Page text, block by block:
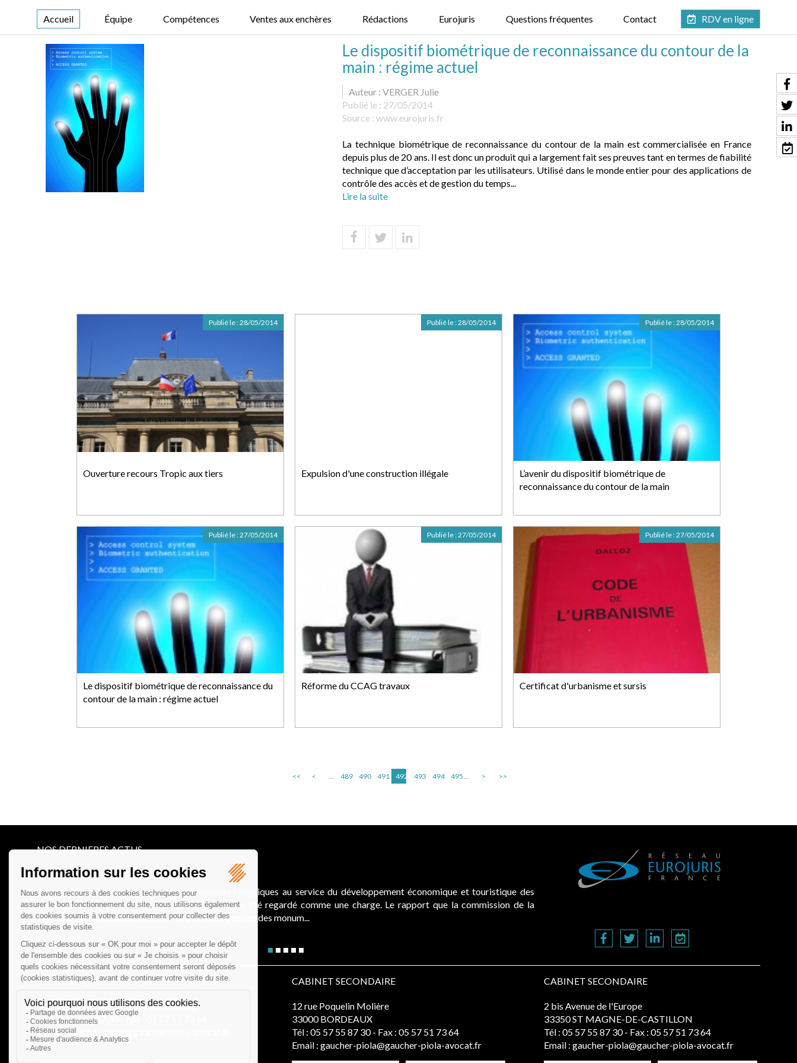
Accueil Équipe Compétences Ventes aux enchères Rédactions Eurojuris Questions fréquentes Contact RDV en ligne
Le dispositif biométrique de reconnaissance du contour de la
main : régime actuel
Auteur : VERGER Julie
Publié le : 27/05/2014
Source : www.eurojuris.fr
La technique biométrique de reconnaissance du contour de la main est commercialisée en France
depuis plus de 20 ans. Il est donc un produit qui a largement fait ses preuves tant en termes de fiabilité
technique que d’acceptation par les utilisateurs. Utilisé dans le monde entier pour des applications de
contrôle des accès et de gestion du temps...
Lire la suite
Ouverture recours Tropic aux tiers
Publié le :28/05/2014
Expulsion d'une construction illégale
Publié le :28/05/2014
L’avenir du dispositif biométrique de
reconnaissance du contour de la main
Publié le :28/05/2014
Le dispositif biométrique de reconnaissance du
contour de la main : régime actuel
Publié le :27/05/2014
Réforme du CCAG travaux
Publié le :27/05/2014
Certificat d'urbanisme et sursis
Publié le :27/05/2014
<< < ... 489 490 491 492 493 494 495... > >>
NOS DERNIERES ACTUS
Le joug léger des monuments historiques
Pour une gestion patrimoniale des monuments historiques au service du développement économique et touristique des
collectivités Le monument historique a longtemps été regardé comme une charge. Le rapport que la commission de la
culture du Sénat a consacré, en juillet 2026, à la gestion des monum...
CABINET D'AVOCATS GAUCHER-PIOLA
20 avenue Galliéni - 33500 LIBOURNE
Tél :05 57 55 87 30 - Fax : 05 57 51 73 64
Email :gaucher-piola@gaucher-piola-avocat.fr
CABINET SECONDAIRE
12 rue Poquelin Molière
33000 BORDEAUX
Tél : 05 57 55 87 30 - Fax : 05 57 51 73 64
Email : gaucher-piola@gaucher-piola-avocat.fr
CABINET SECONDAIRE
2 bis Avenue de l'Europe
33350 ST MAGNE-DE-CASTILLON
Tél : 05 57 55 87 30 - Fax : 05 57 51 73 64
Email : gaucher-piola@gaucher-piola-avocat.fr